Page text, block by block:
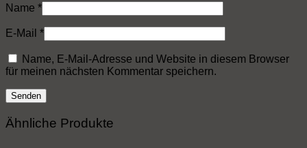
Name *
E-Mail *
Name, E-Mail-Adresse und Website in diesem Browser
für meinen nächsten Kommentar speichern.
Ähnliche Produkte